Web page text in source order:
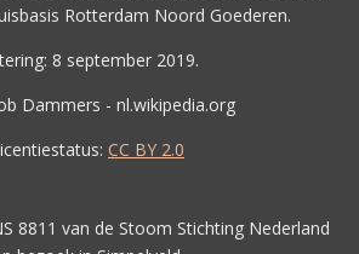
Rotterdam Noord Goederen.
8 september 2019.
Dammers - nl.wikipedia.org
CC BY 2.0
8811 van de Stoom Stichting Nederland